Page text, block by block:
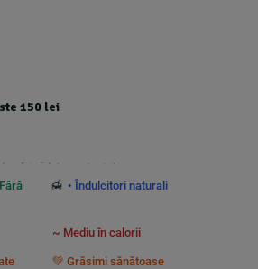
150 lei
de transport gratuit.
🍯 • Îndulcitori naturali
~ Mediu în calorii
💚 Grăsimi sănătoase